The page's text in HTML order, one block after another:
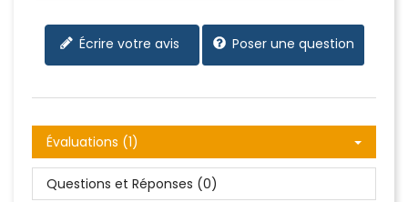
Écrire votre avis Poser une question
Évaluations (1)
Questions et Réponses (0)